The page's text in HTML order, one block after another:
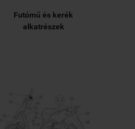
Futómű és kerék
alkatrészek